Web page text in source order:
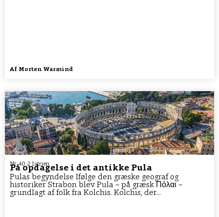
Af Morten Warmind
Nr. 40:2 Istrien
På opdagelse i det antikke Pula
Pulas begyndelse Ifølge den græske geograf og
historiker Strabon blev Pula – på græsk Πόλαι –
grundlagt af folk fra Kolchis. Kolchis, der...